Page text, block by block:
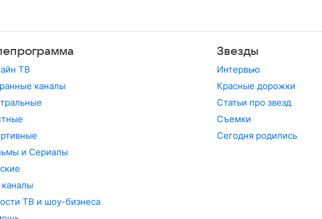
ТВ
каналы
и Сериалы
ТВ и шоу-бизнеса
Звезды
Интервью
Красные дорожки
Статьи про звезд
Съемки
Сегодня родились